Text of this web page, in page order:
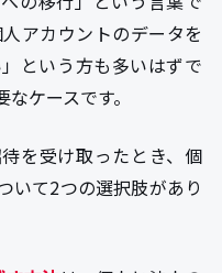
アカウントのデータを
という方も多いはずで
ケースです。
を受け取ったとき、個
いて2つの選択肢があり